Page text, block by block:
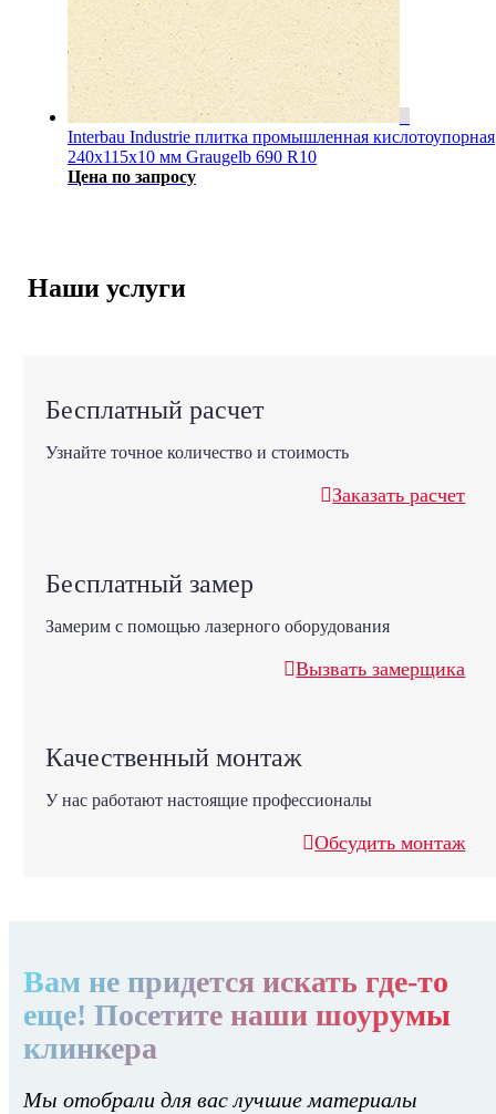
Interbau Industrie плитка промышленная кислотоупорная
240x115x10 мм Graugelb 690 R10
Цена по запросу
Наши услуги
Бесплатный расчет
Узнайте точное количество и стоимость
Заказать расчет
Бесплатный замер
Замерим с помощью лазерного оборудования
Вызвать замерщика
Качественный монтаж
У нас работают настоящие профессионалы
Обсудить монтаж
Вам не придется искать где-то
еще! Посетите наши шоурумы
клинкера
Мы отобрали для вас лучшие материалы